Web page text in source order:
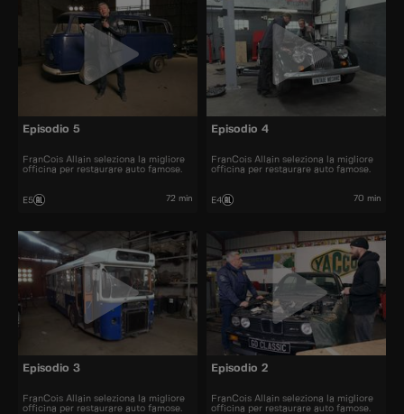
Episodio 5
FranCois Allain seleziona la migliore
officina per restaurare auto famose.
E5 72 min
Episodio 4
FranCois Allain seleziona la migliore
officina per restaurare auto famose.
E4 70 min
Episodio 3
FranCois Allain seleziona la migliore
officina per restaurare auto famose.
Episodio 2
FranCois Allain seleziona la migliore
officina per restaurare auto famose.